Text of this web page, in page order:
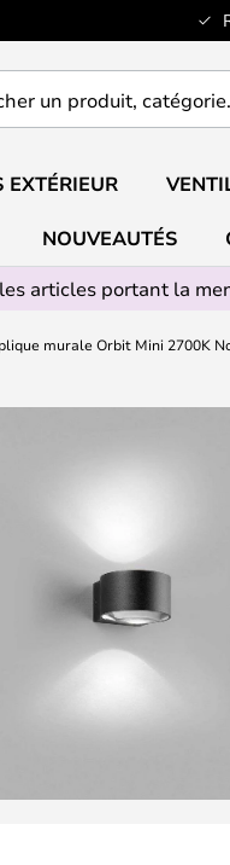
EXTÉRIEUR
NOUVEAUTÉS
articles portant la
murale Orbit Mini 2700K